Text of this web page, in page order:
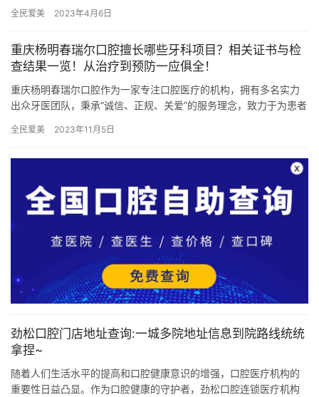
腔、广州…
全民爱美 2023年4月6日
重庆杨明春瑞尔口腔擅长哪些牙科项目？相关证书与检
查结果一览！从治疗到预防一应俱全！
重庆杨明春瑞尔口腔作为一家专注口腔医疗的机构，拥有多名实力
出众牙医团队，秉承“诚信、正规、关爱”的服务理念，致力于为患者
全民爱美 2023年11月5日
劲松口腔门店地址查询:一城多院地址信息到院路线统统
拿捏~
随着人们生活水平的提高和口腔健康意识的增强，口腔医疗机构的
重要性日益凸显。作为口腔健康的守护者，劲松口腔连锁医疗机构